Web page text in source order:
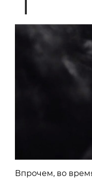
Впрочем, во